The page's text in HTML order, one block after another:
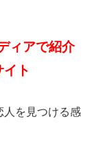
ィアで紹介
ト
人を見つける感